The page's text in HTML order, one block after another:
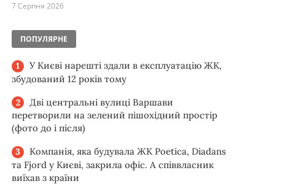
7 Серпня 2026
ПОПУЛЯРНЕ
У Києві нарешті здали в експлуатацію ЖК,
збудований 12 років тому
Дві центральні вулиці Варшави
перетворили на зелений пішохідний простір
(фото до і після)
Компанія, яка будувала ЖК Poetica, Diadans
та Fjord у Києві, закрила офіс. А співвласник
виїхав з країни